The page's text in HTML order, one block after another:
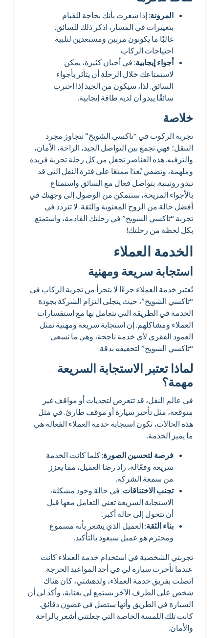
المرونة: إذا شعرت بأنك بحاجة للقيام
بتغييرات في المسار، اذكر ذلك للسائق.
غالبًا ما يكونون مرنين ومستعدين لتلبية
احتياجات الركاب.
أجواء إيجابية: في أحيان كثيرة، يمكن
لاستمتاعك خلال الرحلة أن يتأثر بأجواء
السائق. لذا، سيكون من الجيد إذا اخترت
سائقًا يبدو أن لديه طاقة إيجابية.
خلاصة
تجربة الركوب في “تاكسي الشويخ” تتجاوز مجرد
التنقل؛ فهي تجمع بين التواصل الجيد، الراحة، الأمان،
والترفيه. هذه العناصر تجعل من كل رحلة تجربة فريدة
وملهمة، وتضفي بُعدًا ممتعًا على فترة النقل التي قد
تبدو روتينية. بتواصل فعال مع السائق واستمتاع
بالأجواء المريحة، ستتمكن من الوصول إلى وجهتك في
أفضل حالة من الروح المعنوية والثقة. لا تتردد في
تجربة “تاكسي الشويخ” في رحلتك القادمة، واستمتع
بكل لحظة من رحلتك!
الخدمة العملاء
استجابة سريعة ومهنية
تُعتبر خدمة العملاء جزءًا لا يتجزأ من تجربة الركاب في
“تاكسي الشويخ”، حيث يتجلى التزام الشركة بجودة
الخدمة في الطريقة التي تتعامل بها مع استفسارات
العملاء ومشاكلهم. إن استجابة سريعة ومهنية تمثل
العمود الفقري لأي خدمة ناجحة، وهي ما تسعى
“تاكسي الشويخ” لتحقيقه بدقة.
لماذا تعتبر الاستجابة السريعة
مهمة؟
في عالم النقل، قد تتعرض لتحديات أو مواقف غير
متوقعة، مثل تأخير سيارة أو موقف طارئ. في مثل
هذه الحالات، تكون استجابة خدمة العملاء الفعالة هي
ما يميز الخدمة.
فرصة لتحسين الصورة : كلما كانت الخدمة
سريعة وفعّالة، زاد رضا العميل، مما يعزز
من سمعة الشركة.
تجنب الاختناقات: في حالة وجود مشكلة،
الاستجابة السريعة تعني التعامل معها قبل
أن تتحول إلى حالة أكبر.
بناء الثقة: العميل الذي يشعر بأنه مسموع
ومحترم هو عميل سيعود بالتأكيد.
تجربتي الشخصية في استخدام خدمة العملاء كانت
عندما تأخرت سيارة لي في أحد المواعيد الحرجة.
اتصلت بفريق خدمة العملاء، ولدهشتي، كان هناك
شخص على الطرف الآخر يستمع لي بعناية، وأكد لي أن
السيارة في الطريق وأنها ستصل في غضون دقائق.
كانت تلك اللمسة الخاصة التي جعلتني أشعر بالراحة
والأمان.